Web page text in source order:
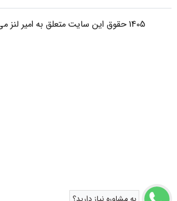
1405 حقوق این سایت متعلق به امیر لنز می باشد. 1392-1405